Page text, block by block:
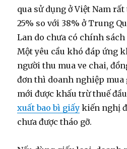
qua sử dụng ở Việt Nam
25% so với 38% ở Trung
Lan do chưa có chính
Một yêu cầu khó đáp ứng
người thu mua ve chai,
đơn thì doanh nghiệp mua
mới được khấu trừ thuế
xuất bao bì giấy kiến nghị
chưa được tháo gỡ.